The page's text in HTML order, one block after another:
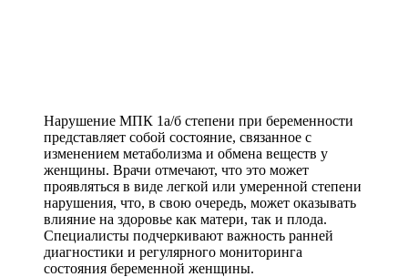
Нарушение МПК 1а/б степени при беременности
представляет собой состояние, связанное с
изменением метаболизма и обмена веществ у
женщины. Врачи отмечают, что это может
проявляться в виде легкой или умеренной степени
нарушения, что, в свою очередь, может оказывать
влияние на здоровье как матери, так и плода.
Специалисты подчеркивают важность ранней
диагностики и регулярного мониторинга
состояния беременной женщины.